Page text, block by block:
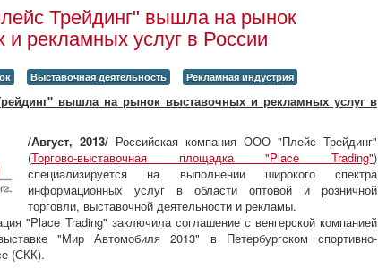
Трейдинг" вышла на рынок
и рекламных услуг в России
Выставочная деятельность Рекламная индустрия
вышла на рынок выставочных и рекламных услуг в
/Август, 2013/ Российская компания ООО "Плейс Трейдинг"
(Торгово-выставочная площадка "Place Trading")
специализируется на выполнении широкого спектра
информационных услуг в области оптовой и розничной
торговли, выставочной деятельности и рекламы.
"Place Trading" заключила соглашение с венгерской компанией
"Мир Автомобиля 2013" в Петербургском спортивно-
(СКК).